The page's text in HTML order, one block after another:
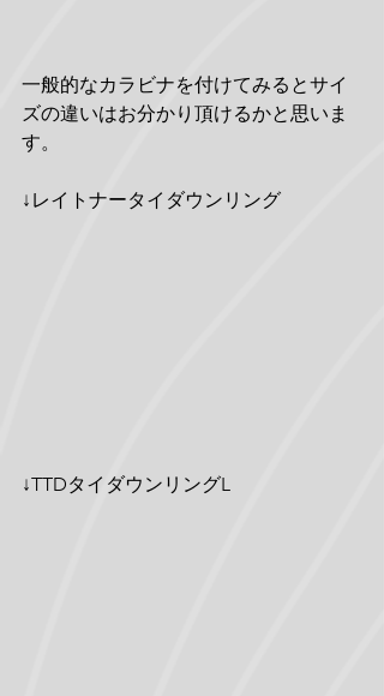
一般的なカラビナを付けてみるとサイ
ズの違いはお分かり頂けるかと思いま
す。
↓レイトナータイダウンリング
↓TTDタイダウンリングL